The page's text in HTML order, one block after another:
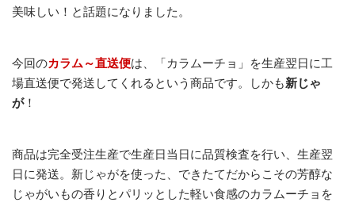
美味しい！と話題になりました。
今回のカラム～直送便は、「カラムーチョ」を生産翌日に工
場直送便で発送してくれるという商品です。しかも新じゃ
が！
商品は完全受注生産で生産日当日に品質検査を行い、生産翌
日に発送。新じゃがを使った、できたてだからこその芳醇な
じゃがいもの香りとパリッとした軽い食感のカラムーチョを